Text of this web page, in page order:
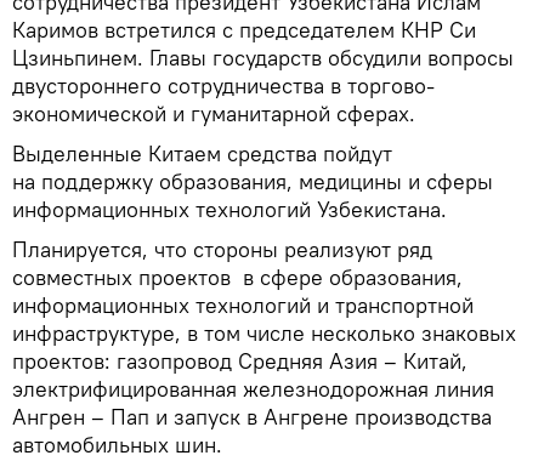
Каримов встретился с председателем КНР Си
Цзиньпинем. Главы государств обсудили вопросы
двустороннего сотрудничества в торгово-
экономической и гуманитарной сферах.
Выделенные Китаем средства пойдут
на поддержку образования, медицины и сферы
информационных технологий Узбекистана.
Планируется, что стороны реализуют ряд
совместных проектов в сфере образования,
информационных технологий и транспортной
инфраструктуре, в том числе несколько знаковых
проектов: газопровод Средняя Азия – Китай,
электрифицированная железнодорожная линия
Ангрен – Пап и запуск в Ангрене производства
автомобильных шин.